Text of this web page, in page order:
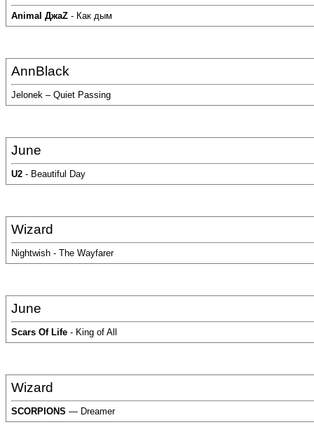
Animal ДжаZ - Как дым
AnnBlack
Jelonek – Quiet Passing
June
U2 - Beautiful Day
Wizard
Nightwish - The Wayfarer
June
Scars Of Life - King of All
Wizard
SCORPIONS — Dreamer